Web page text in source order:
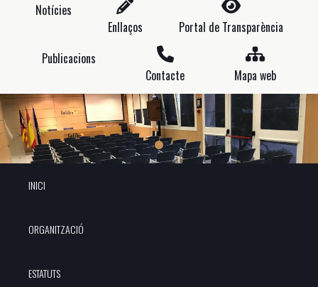
Notícies
Enllaços
Portal de Transparència
Publicacions
Contacte
Mapa web
INICI
ORGANITZACIÓ
ESTATUTS